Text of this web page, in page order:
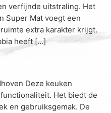
verfijnde uitstraling. Het
Super Mat voegt een
extra karakter krijgt.
heeft […]
Deze keuken
Het biedt de
en gebruiksgemak. De